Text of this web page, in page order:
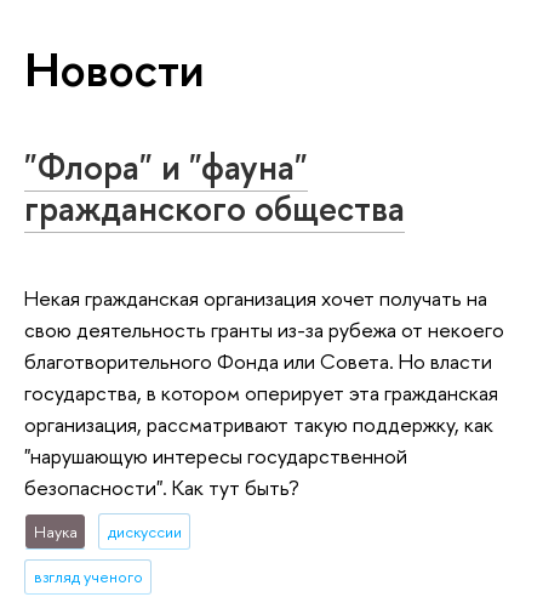
Новости
"Флора" и "фауна"
гражданского общества
Некая гражданская организация хочет получать на
свою деятельность гранты из-за рубежа от некоего
благотворительного Фонда или Совета. Но власти
государства, в котором оперирует эта гражданская
организация, рассматривают такую поддержку, как
"нарушающую интересы государственной
безопасности". Как тут быть?
Наука дискуссии
взгляд ученого